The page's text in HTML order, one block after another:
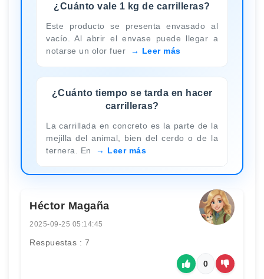
¿Cuánto vale 1 kg de carrilleras?
Este producto se presenta envasado al
vacío. Al abrir el envase puede llegar a
notarse un olor fuer
Leer más
¿Cuánto tiempo se tarda en hacer
carrilleras?
La carrillada en concreto es la parte de la
mejilla del animal, bien del cerdo o de la
ternera. En
Leer más
Héctor Magaña
2025-09-25 05:14:45
Respuestas : 7
0